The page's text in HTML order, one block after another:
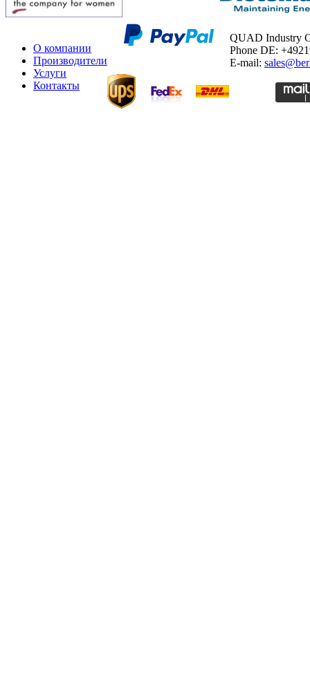
О компании
Производители
Услуги
Контакты
QUAD Industry
Phone DE:
E-mail: